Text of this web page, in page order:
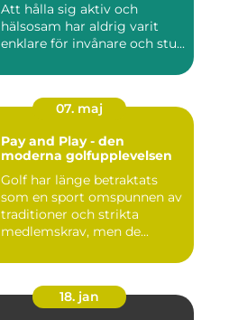
Att hålla sig aktiv och
hälsosam har aldrig varit
enklare för invånare och stu...
07. maj
Pay and Play - den
moderna golfupplevelsen
Golf har länge betraktats
som en sport omspunnen av
traditioner och strikta
medlemskrav, men de...
18. jan